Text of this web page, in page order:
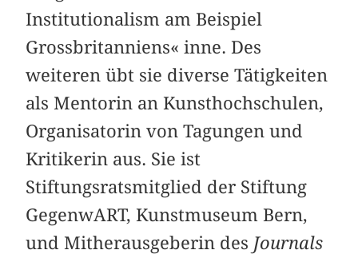
Institutionalism am Beispiel
Grossbritanniens« inne. Des
weiteren übt sie diverse Tätigkeiten
als Mentorin an Kunsthochschulen,
Organisatorin von Tagungen und
Kritikerin aus. Sie ist
Stiftungsratsmitglied der Stiftung
GegenwART, Kunstmuseum Bern,
und Mitherausgeberin des Journals